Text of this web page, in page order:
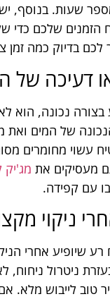
שעות. בנוסף,
הזמנים שלכם
בדיוק כמה זמן
דעיכה של
נכונה, הוא
של המים ואת
מחומרים
מעסיקים את מג'יק
עם קפידה.
ניקוי
רע שיופיע אחרי
ניטרול ניחוח,
טוב לייבוש מלא.